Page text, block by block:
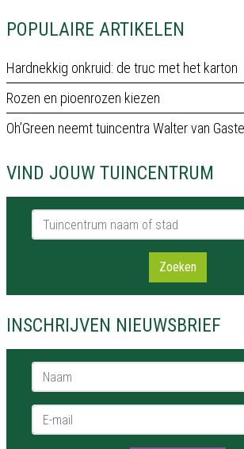
POPULAIRE ARTIKELEN
Hardnekkig onkruid: de truc met het karton
Rozen en pioenrozen kiezen
Oh’Green neemt tuincentra Walter van
VIND JOUW TUINCENTRUM
Tuincentrum naam of stad
Zoeken
INSCHRIJVEN NIEUWSBRIEF
Naam *
E-mail *